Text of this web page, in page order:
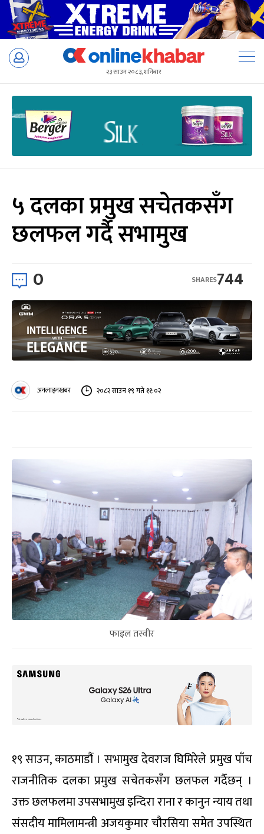
Skip
२३ साउन २०८३, शनिबार
५ दलका प्रमुख सचेतकसँग
छलफल गर्दै सभामुख
0 744
SHARES
अनलाइनखबर २०८२ साउन १९ गते ११:०२
फाइल तस्वीर
१९ साउन, काठमाडौं । सभामुख देवराज घिमिरेले प्रमुख पाँच
राजनीतिक दलका प्रमुख सचेतकसँग छलफल गर्दैछन् ।
उक्त छलफलमा उपसभामुख इन्दिरा राना र कानुन न्याय तथा
संसदीय मामिलामन्त्री अजयकुमार चौरसिया समेत उपस्थित